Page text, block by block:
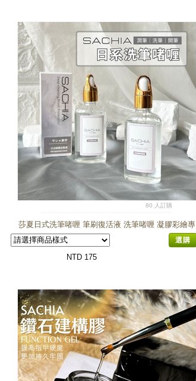
80 人訂購
莎夏日式洗筆啫喱 筆刷復活液 洗筆啫喱 凝膠彩繪專
用洗筆液 凝膠 養筆液
選購
NTD 175